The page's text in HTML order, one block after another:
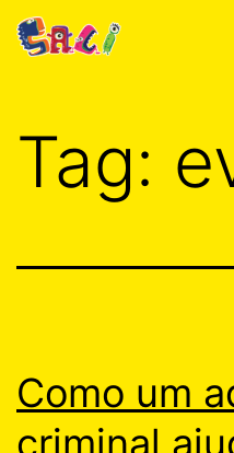
Skip
festivalsaci.com.br
Tag:
Como um
criminal